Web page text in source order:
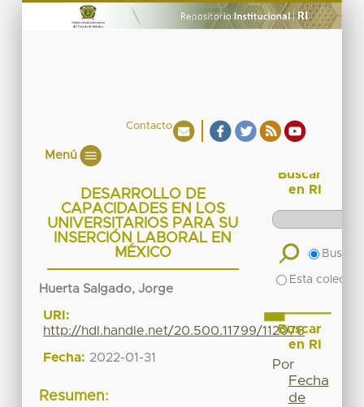
Contacto
Menú
DESARROLLO DE
CAPACIDADES EN LOS
UNIVERSITARIOS PARA SU
INSERCIÓN LABORAL EN
MÉXICO
Huerta Salgado, Jorge
URI:
http://hdl.handle.net/20.500.11799/112076
Fecha: 2022-01-31
Resumen:
Buscar
en RI
Buscar
Esta
Buscar
en RI
Por
Fecha
de